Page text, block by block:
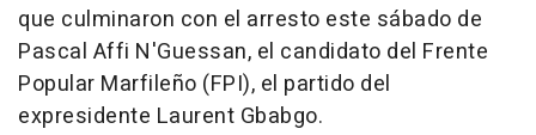
que culminaron con el arresto este sábado de
Pascal Affi N'Guessan, el candidato del Frente
Popular Marfileño (FPI), el partido del
expresidente Laurent Gbabgo.